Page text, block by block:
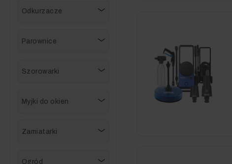
Odkurzacze
Parownice
Szorowarki
Myjki do okien
Zamiatarki
Ogród